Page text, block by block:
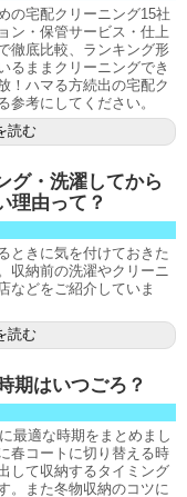
の宅配クリーニング15社
ン・保管サービス・仕上
徹底比較、ランキング形
るままクリーニングでき
！ハマる方続出の宅配ク
参考にしてください。
読む
グ・洗濯してから
理由って？
ときに気を付けておきた
収納前の洗濯やクリーニ
などをご紹介していま
読む
期はいつごろ？
最適な時期をまとめまし
春コートに切り替える時
して収納するタイミング
。また冬物収納のコツに